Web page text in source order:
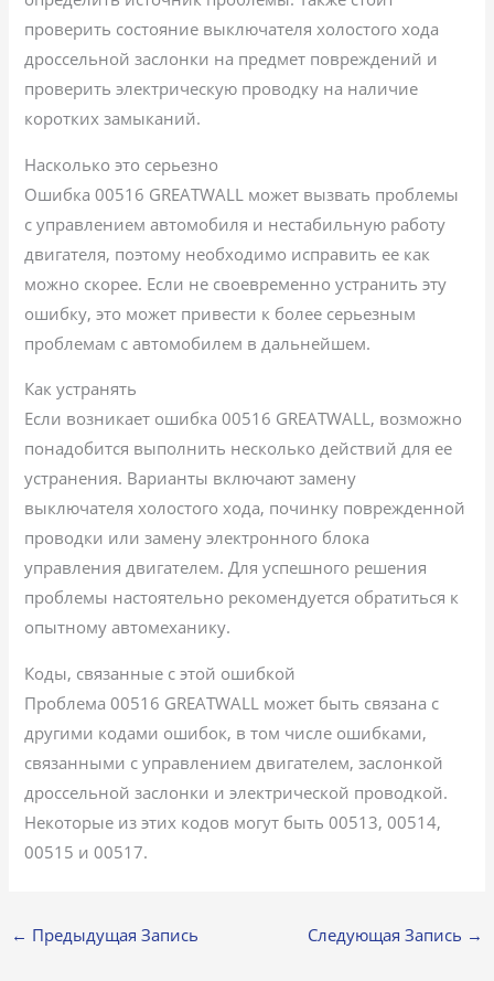
проверить состояние выключателя холостого хода
дроссельной заслонки на предмет повреждений и
проверить электрическую проводку на наличие
коротких замыканий.
Насколько это серьезно
Ошибка 00516 GREATWALL может вызвать проблемы
с управлением автомобиля и нестабильную работу
двигателя, поэтому необходимо исправить ее как
можно скорее. Если не своевременно устранить эту
ошибку, это может привести к более серьезным
проблемам с автомобилем в дальнейшем.
Как устранять
Если возникает ошибка 00516 GREATWALL, возможно
понадобится выполнить несколько действий для ее
устранения. Варианты включают замену
выключателя холостого хода, починку поврежденной
проводки или замену электронного блока
управления двигателем. Для успешного решения
проблемы настоятельно рекомендуется обратиться к
опытному автомеханику.
Коды, связанные с этой ошибкой
Проблема 00516 GREATWALL может быть связана с
другими кодами ошибок, в том числе ошибками,
связанными с управлением двигателем, заслонкой
дроссельной заслонки и электрической проводкой.
Некоторые из этих кодов могут быть 00513, 00514,
00515 и 00517.
← Предыдущая Запись Следующая Запись →